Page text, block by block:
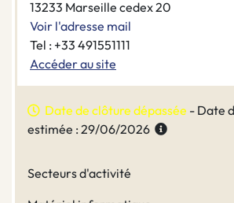
13233 Marseille cedex 20
Voir l'adresse mail
Tel : +33 491551111
Accéder au site
Date de clôture dépassée - Date
estimée : 29/06/2026
Secteurs d'activité